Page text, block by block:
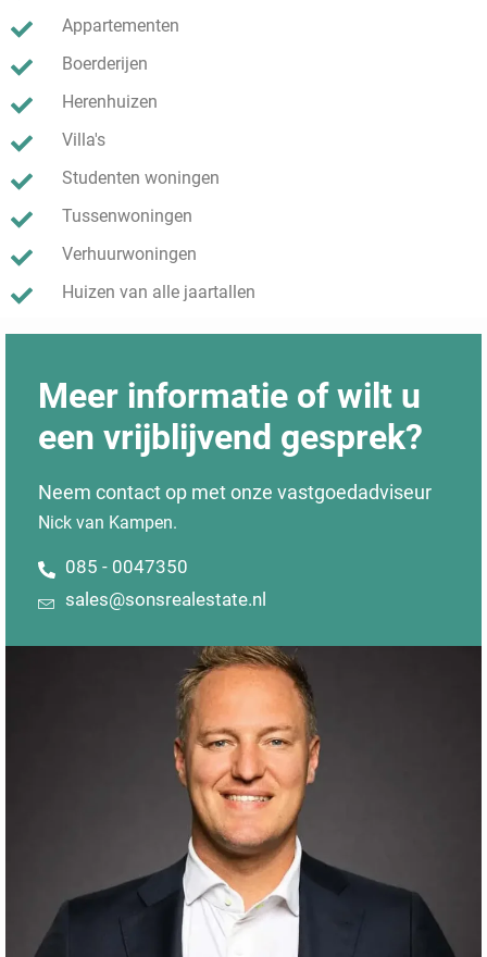
Appartementen
Boerderijen
Herenhuizen
Villa's
Studenten woningen
Tussenwoningen
Verhuurwoningen
Huizen van alle jaartallen
Meer informatie of wilt u
een vrijblijvend gesprek?
Neem contact op met onze vastgoedadviseur
Nick van Kampen.
085 - 0047350
sales@sonsrealestate.nl